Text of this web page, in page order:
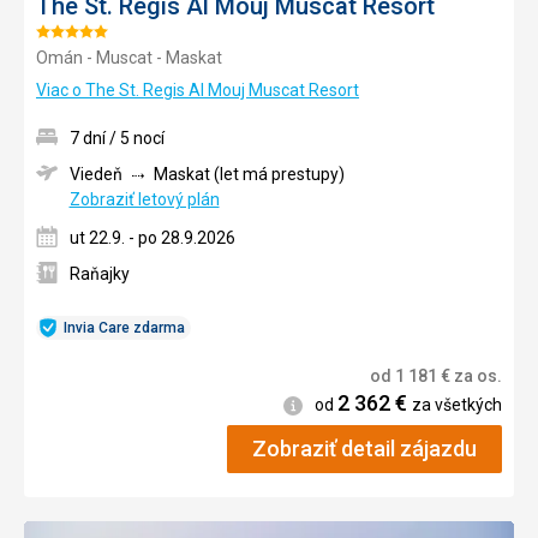
The St. Regis Al Mouj Muscat Resort
Hodnotenie:
5/5
Omán - Muscat - Maskat
Viac o The St. Regis Al Mouj Muscat Resort
Invia Care zdarma
7 dní / 5 nocí
Viedeň
Maskat (let má prestupy)
Zobraziť letový plán
ut 22.9. - po 28.9.2026
Raňajky
od 1 181 € za os.
Informácie
od 2 362€ za všetkých
Zobraziť detail zájazdu